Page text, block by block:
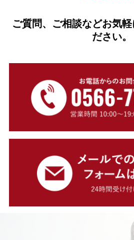
ご質問、ご相談などお気
ださい。